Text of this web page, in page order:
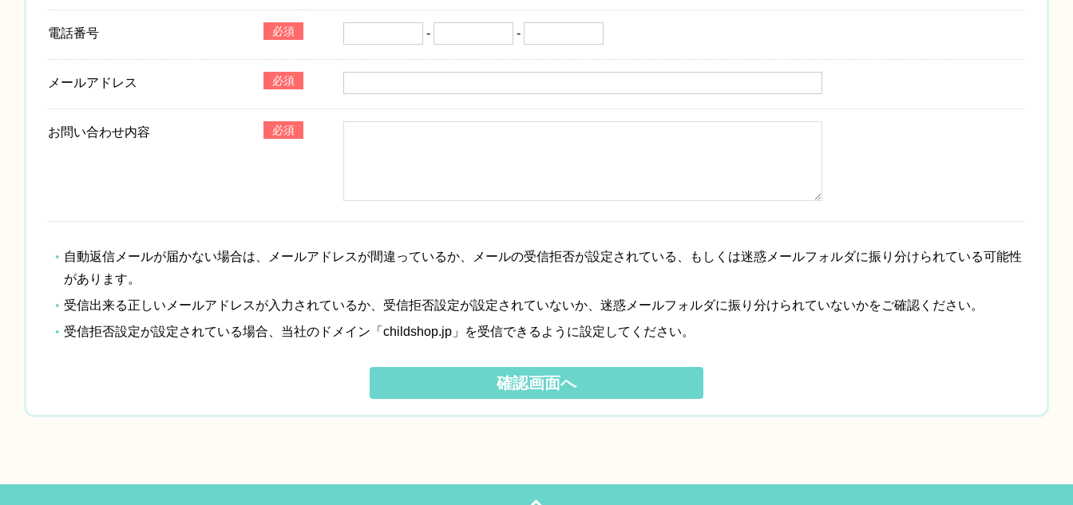
電話番号 必須 - -
メールアドレス 必須
お問い合わせ内容 必須
自動返信メールが届かない場合は、メールアドレスが間違っているか、メールの受信拒否が設定されている、もしくは迷惑メールフォルダに振り分けられている可能性
があります。
受信出来る正しいメールアドレスが入力されているか、受信拒否設定が設定されていないか、迷惑メールフォルダに振り分けられていないかをご確認ください。
受信拒否設定が設定されている場合、当社のドメイン「childshop.jp」を受信できるように設定してください。